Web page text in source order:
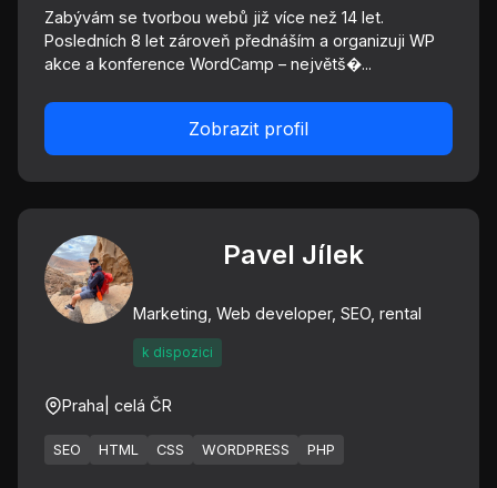
Zabývám se tvorbou webů již více než 14 let.
Posledních 8 let zároveň přednáším a organizuji WP
akce a konference WordCamp – největš�...
Zobrazit profil
Pavel Jílek
Marketing, Web developer, SEO, rental
k dispozici
Praha | celá ČR
SEO HTML CSS WORDPRESS PHP